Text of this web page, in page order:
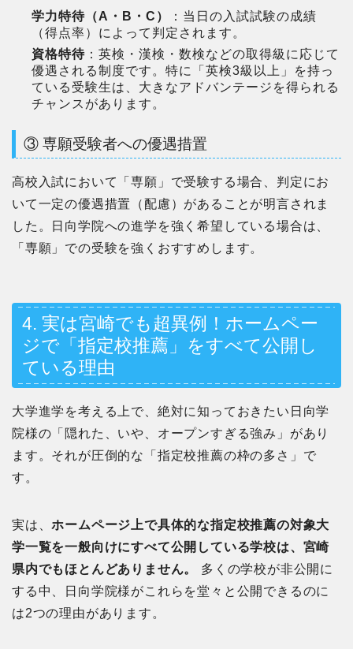
学力特待（A・B・C）
：当日の入試試験の成績
（得点率）によって判定されます。
資格特待 ：英検・漢検・数検などの取得級に応じて
優遇される制度です。特に「英検3級以上」を持っ
ている受験生は、大きなアドバンテージを得られる
チャンスがあります。
③ 専願受験者への優遇措置
高校入試において「専願」で受験する場合、判定にお
いて一定の優遇措置（配慮）があることが明言されま
した。日向学院への進学を強く希望している場合は、
「専願」での受験を強くおすすめします。
4. 実は宮崎でも超異例！ホームペー
ジで「指定校推薦」をすべて公開し
ている理由
大学進学を考える上で、絶対に知っておきたい日向学
院様の「隠れた、いや、オープンすぎる強み」があり
ます。それが圧倒的な「指定校推薦の枠の多さ」で
す。
実は、ホームページ上で具体的な指定校推薦の対象大
学一覧を一般向けにすべて公開している学校は、宮崎
県内でもほとんどありません。
多くの学校が非公開に
する中、日向学院様がこれらを堂々と公開できるのに
は2つの理由があります。